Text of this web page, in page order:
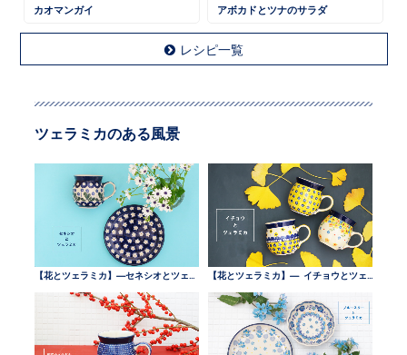
カオマンガイ アボカドとツナのサラダ
レシピ一覧
ツェラミカのある風景